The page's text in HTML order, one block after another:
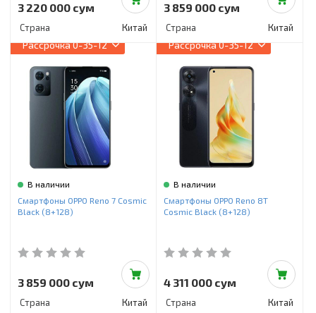
3 220 000 сум
Страна Китай
3 859 000 сум
Страна Китай
Рассрочка0-35-12
В наличии
Смартфоны OPPO Reno 7 Cosmic
Black (8+128)
3 859 000 сум
Страна Китай
Рассрочка0-35-12
В наличии
Смартфоны OPPO Reno 8T
Cosmic Black (8+128)
4 311 000 сум
Страна Китай